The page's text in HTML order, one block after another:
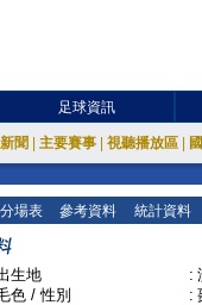
足球資訊
聞 主要賽事 視聽播放區
場表 參考資料 統計資料
生地 :
色 / 性別
: